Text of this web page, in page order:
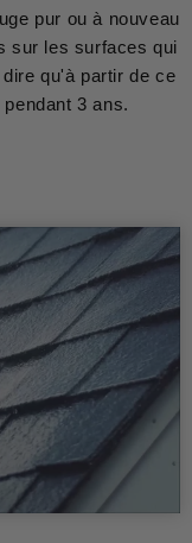
pur ou à nouveau
sur les surfaces qui
qu'à partir de ce
3 ans.